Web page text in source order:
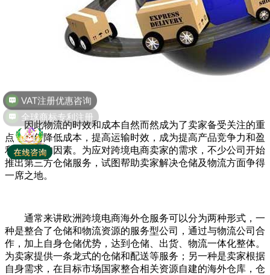
因此物流的时效和成本自然而然成为了卖家备受关注的重
点，如何降低成本，提高运输时效，成为提高产品竞争力和盈
利的关键的因素。为应对跨境电商卖家的需求，不少公司开始
推出第三方仓储服务，试图帮助卖家解决仓储及物流方面争得
一席之地。
通常来讲欧洲跨境电商海外仓服务可以分为两种形式，一
种是整合了仓储和物流资源的服务型公司，通过与物流公司合
作，加上自身仓储优势，达到仓储、出货、物流一体化整体。
为卖家提供一条龙式的仓储和配送等服务；另一种是卖家根据
自身需求，在目标市场国家整合相关资源自建的海外仓库，仓
全球商标专利注册